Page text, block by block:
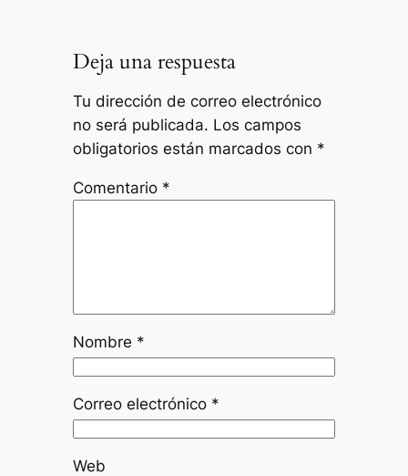
Deja una respuesta
Tu dirección de correo electrónico
no será publicada. Los campos
obligatorios están marcados con *
Comentario *
Nombre *
Correo electrónico *
Web